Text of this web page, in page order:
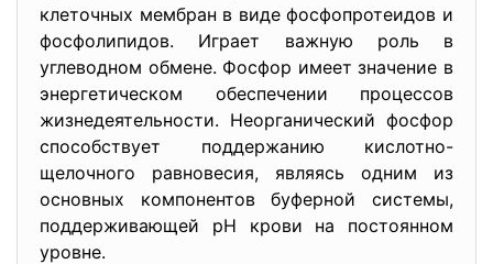
клеточных мембран в виде фосфопротеидов и
фосфолипидов. Играет важную роль в
углеводном обмене. Фосфор имеет значение в
энергетическом обеспечении процессов
жизнедеятельности. Неорганический фосфор
способствует поддержанию кислотно-
щелочного равновесия, являясь одним из
основных компонентов буферной системы,
поддерживающей рН крови на постоянном
уровне.